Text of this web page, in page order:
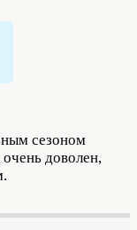
сезоном
доволен,